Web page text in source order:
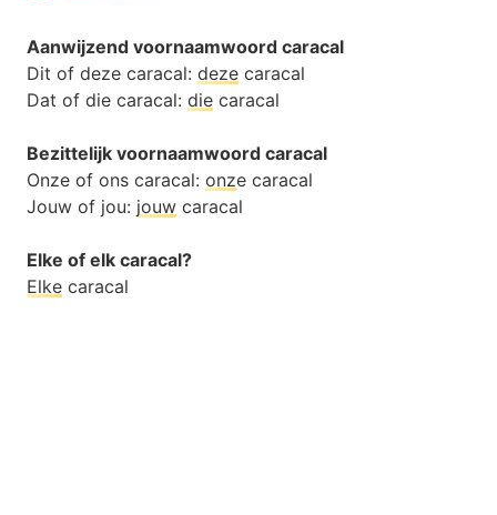
Aanwijzend voornaamwoord caracal
Dit of deze caracal: deze caracal
Dat of die caracal: die caracal
Bezittelijk voornaamwoord caracal
Onze of ons caracal: onze caracal
Jouw of jou: jouw caracal
Elke of elk caracal?
Elke caracal